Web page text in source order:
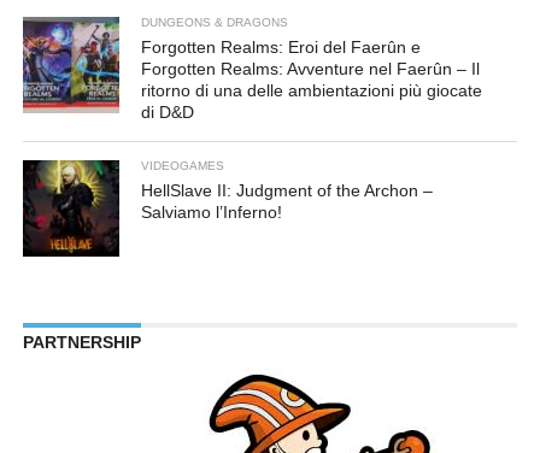
DUNGEONS & DRAGONS
Forgotten Realms: Eroi del Faerûn e
Forgotten Realms: Avventure nel Faerûn – Il
ritorno di una delle ambientazioni più giocate
di D&D
VIDEOGAMES
HellSlave II: Judgment of the Archon –
Salviamo l’Inferno!
PARTNERSHIP